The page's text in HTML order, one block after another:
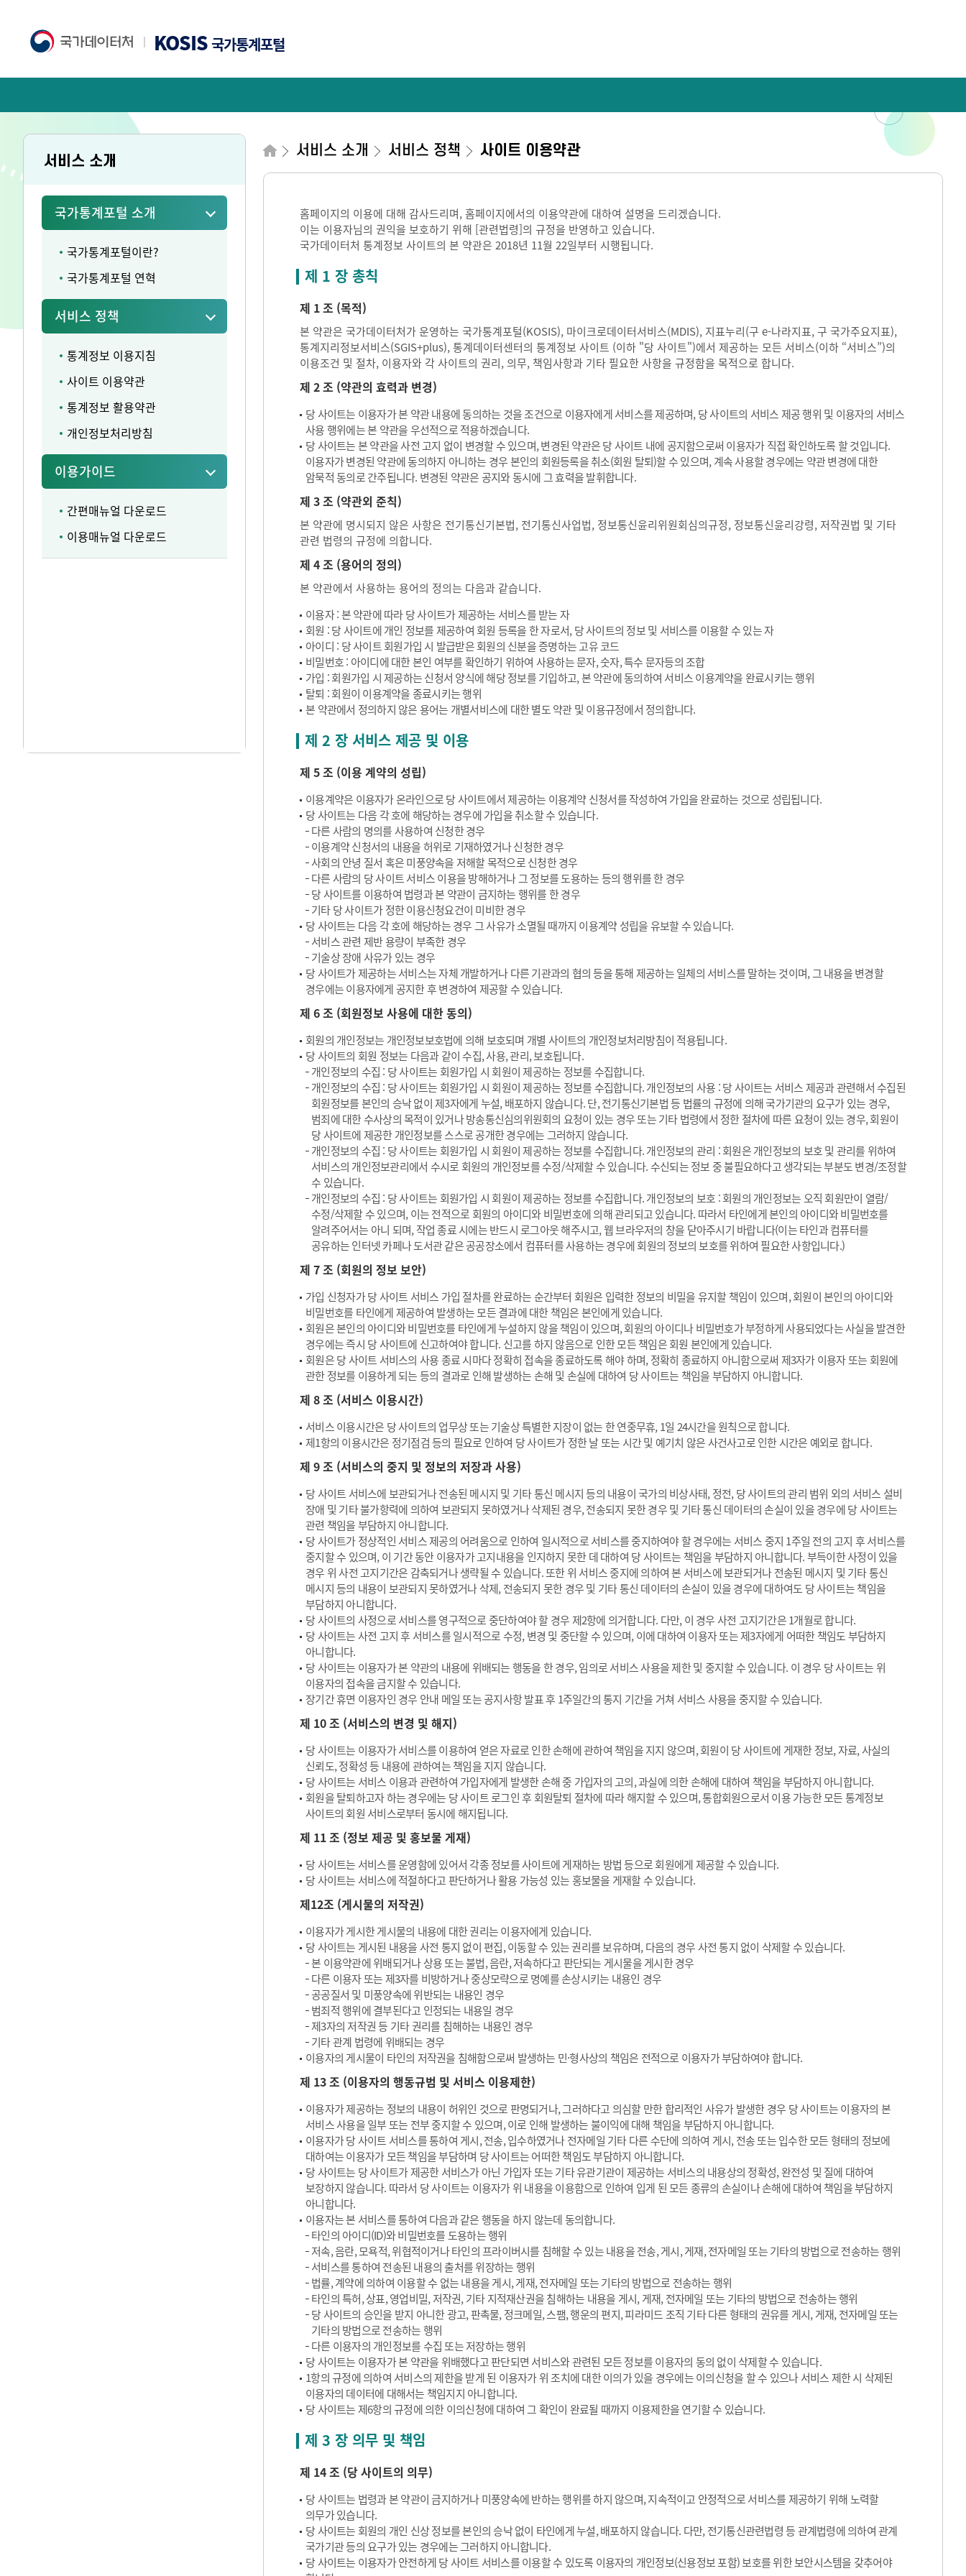
KOSIS국가통계포털
서비스 소개
국가통계포털 소개
국가통계포털이란?
국가통계포털 연혁
서비스 정책
통계정보 이용지침
사이트 이용약관
통계정보 활용약관
개인정보처리방침
이용가이드
간편매뉴얼 다운로드
이용매뉴얼 다운로드
서비스 소개 서비스 정책 사이트 이용약관
홈페이지의 이용에 대해 감사드리며, 홈페이지에서의 이용약관에 대하여 설명을 드리겠습니다.
이는 이용자님의 권익을 보호하기 위해 [관련법령]의 규정을 반영하고 있습니다.
국가데이터처 통계정보 사이트의 본 약관은 2018년 11월 22일부터 시행됩니다.
제 1 장 총칙
제 1 조 (목적)
본 약관은 국가데이터처가 운영하는 국가통계포털(KOSIS), 마이크로데이터서비스(MDIS), 지표누리(구 e-나라지표, 구 국가주요지표),
통계지리정보서비스(SGIS+plus), 통계데이터센터의 통계정보 사이트 (이하 "당 사이트")에서 제공하는 모든 서비스(이하 “서비스”)의
이용조건 및 절차, 이용자와 각 사이트의 권리, 의무, 책임사항과 기타 필요한 사항을 규정함을 목적으로 합니다.
제 2 조 (약관의 효력과 변경)
당 사이트는 이용자가 본 약관 내용에 동의하는 것을 조건으로 이용자에게 서비스를 제공하며, 당 사이트의 서비스 제공 행위 및 이용자의 서비스
사용 행위에는 본 약관을 우선적으로 적용하겠습니다.
당 사이트는 본 약관을 사전 고지 없이 변경할 수 있으며, 변경된 약관은 당 사이트 내에 공지함으로써 이용자가 직접 확인하도록 할 것입니다.
이용자가 변경된 약관에 동의하지 아니하는 경우 본인의 회원등록을 취소(회원 탈퇴)할 수 있으며, 계속 사용할 경우에는 약관 변경에 대한
암묵적 동의로 간주됩니다. 변경된 약관은 공지와 동시에 그 효력을 발휘합니다.
제 3 조 (약관외 준칙)
본 약관에 명시되지 않은 사항은 전기통신기본법, 전기통신사업법, 정보통신윤리위원회심의규정, 정보통신윤리강령, 저작권법 및 기타
관련 법령의 규정에 의합니다.
제 4 조 (용어의 정의)
본 약관에서 사용하는 용어의 정의는 다음과 같습니다.
이용자 : 본 약관에 따라 당 사이트가 제공하는 서비스를 받는 자
회원 : 당 사이트에 개인 정보를 제공하여 회원 등록을 한 자로서, 당 사이트의 정보 및 서비스를 이용할 수 있는 자
아이디 : 당 사이트 회원가입 시 발급받은 회원의 신분을 증명하는 고유 코드
비밀번호 : 아이디에 대한 본인 여부를 확인하기 위하여 사용하는 문자, 숫자, 특수 문자등의 조합
가입 : 회원가입 시 제공하는 신청서 양식에 해당 정보를 기입하고, 본 약관에 동의하여 서비스 이용계약을 완료시키는 행위
탈퇴 : 회원이 이용계약을 종료시키는 행위
본 약관에서 정의하지 않은 용어는 개별서비스에 대한 별도 약관 및 이용규정에서 정의합니다.
제 2 장 서비스 제공 및 이용
제 5 조 (이용 계약의 성립)
이용계약은 이용자가 온라인으로 당 사이트에서 제공하는 이용계약 신청서를 작성하여 가입을 완료하는 것으로 성립됩니다.
당 사이트는 다음 각 호에 해당하는 경우에 가입을 취소할 수 있습니다.
다른 사람의 명의를 사용하여 신청한 경우
이용계약 신청서의 내용을 허위로 기재하였거나 신청한 경우
사회의 안녕 질서 혹은 미풍양속을 저해할 목적으로 신청한 경우
다른 사람의 당 사이트 서비스 이용을 방해하거나 그 정보를 도용하는 등의 행위를 한 경우
당 사이트를 이용하여 법령과 본 약관이 금지하는 행위를 한 경우
기타 당 사이트가 정한 이용신청요건이 미비한 경우
당 사이트는 다음 각 호에 해당하는 경우 그 사유가 소멸될 때까지 이용계약 성립을 유보할 수 있습니다.
서비스 관련 제반 용량이 부족한 경우
기술상 장애 사유가 있는 경우
당 사이트가 제공하는 서비스는 자체 개발하거나 다른 기관과의 협의 등을 통해 제공하는 일체의 서비스를 말하는 것이며, 그 내용을 변경할
경우에는 이용자에게 공지한 후 변경하여 제공할 수 있습니다.
제 6 조 (회원정보 사용에 대한 동의)
회원의 개인정보는 개인정보보호법에 의해 보호되며 개별 사이트의 개인정보처리방침이 적용됩니다.
당 사이트의 회원 정보는 다음과 같이 수집, 사용, 관리, 보호됩니다.
개인정보의 수집 : 당 사이트는 회원가입 시 회원이 제공하는 정보를 수집합니다.
개인정보의 수집 : 당 사이트는 회원가입 시 회원이 제공하는 정보를 수집합니다. 개인정보의 사용 : 당 사이트는 서비스 제공과 관련해서 수집된
회원정보를 본인의 승낙 없이 제3자에게 누설, 배포하지 않습니다. 단, 전기통신기본법 등 법률의 규정에 의해 국가기관의 요구가 있는 경우,
범죄에 대한 수사상의 목적이 있거나 방송통신심의위원회의 요청이 있는 경우 또는 기타 법령에서 정한 절차에 따른 요청이 있는 경우, 회원이
당 사이트에 제공한 개인정보를 스스로 공개한 경우에는 그러하지 않습니다.
개인정보의 수집 : 당 사이트는 회원가입 시 회원이 제공하는 정보를 수집합니다. 개인정보의 관리 : 회원은 개인정보의 보호 및 관리를 위하여
서비스의 개인정보관리에서 수시로 회원의 개인정보를 수정/삭제할 수 있습니다. 수신되는 정보 중 불필요하다고 생각되는 부분도 변경/조정할
수 있습니다.
개인정보의 수집 : 당 사이트는 회원가입 시 회원이 제공하는 정보를 수집합니다. 개인정보의 보호 : 회원의 개인정보는 오직 회원만이 열람/
수정/삭제할 수 있으며, 이는 전적으로 회원의 아이디와 비밀번호에 의해 관리되고 있습니다. 따라서 타인에게 본인의 아이디와 비밀번호를
알려주어서는 아니 되며, 작업 종료 시에는 반드시 로그아웃 해주시고, 웹 브라우저의 창을 닫아주시기 바랍니다(이는 타인과 컴퓨터를
공유하는 인터넷 카페나 도서관 같은 공공장소에서 컴퓨터를 사용하는 경우에 회원의 정보의 보호를 위하여 필요한 사항입니다.)
제 7 조 (회원의 정보 보안)
가입 신청자가 당 사이트 서비스 가입 절차를 완료하는 순간부터 회원은 입력한 정보의 비밀을 유지할 책임이 있으며, 회원이 본인의 아이디와
비밀번호를 타인에게 제공하여 발생하는 모든 결과에 대한 책임은 본인에게 있습니다.
회원은 본인의 아이디와 비밀번호를 타인에게 누설하지 않을 책임이 있으며, 회원의 아이디나 비밀번호가 부정하게 사용되었다는 사실을 발견한
경우에는 즉시 당 사이트에 신고하여야 합니다. 신고를 하지 않음으로 인한 모든 책임은 회원 본인에게 있습니다.
회원은 당 사이트 서비스의 사용 종료 시마다 정확히 접속을 종료하도록 해야 하며, 정확히 종료하지 아니함으로써 제3자가 이용자 또는 회원에
관한 정보를 이용하게 되는 등의 결과로 인해 발생하는 손해 및 손실에 대하여 당 사이트는 책임을 부담하지 아니합니다.
제 8 조 (서비스 이용시간)
서비스 이용시간은 당 사이트의 업무상 또는 기술상 특별한 지장이 없는 한 연중무휴, 1일 24시간을 원칙으로 합니다.
제1항의 이용시간은 정기점검 등의 필요로 인하여 당 사이트가 정한 날 또는 시간 및 예기치 않은 사건사고로 인한 시간은 예외로 합니다.
제 9 조 (서비스의 중지 및 정보의 저장과 사용)
당 사이트 서비스에 보관되거나 전송된 메시지 및 기타 통신 메시지 등의 내용이 국가의 비상사태, 정전, 당 사이트의 관리 범위 외의 서비스 설비
장애 및 기타 불가항력에 의하여 보관되지 못하였거나 삭제된 경우, 전송되지 못한 경우 및 기타 통신 데이터의 손실이 있을 경우에 당 사이트는
관련 책임을 부담하지 아니합니다.
당 사이트가 정상적인 서비스 제공의 어려움으로 인하여 일시적으로 서비스를 중지하여야 할 경우에는 서비스 중지 1주일 전의 고지 후 서비스를
중지할 수 있으며, 이 기간 동안 이용자가 고지내용을 인지하지 못한 데 대하여 당 사이트는 책임을 부담하지 아니합니다. 부득이한 사정이 있을
경우 위 사전 고지기간은 감축되거나 생략될 수 있습니다. 또한 위 서비스 중지에 의하여 본 서비스에 보관되거나 전송된 메시지 및 기타 통신
메시지 등의 내용이 보관되지 못하였거나 삭제, 전송되지 못한 경우 및 기타 통신 데이터의 손실이 있을 경우에 대하여도 당 사이트는 책임을
부담하지 아니합니다.
당 사이트의 사정으로 서비스를 영구적으로 중단하여야 할 경우 제2항에 의거합니다. 다만, 이 경우 사전 고지기간은 1개월로 합니다.
당 사이트는 사전 고지 후 서비스를 일시적으로 수정, 변경 및 중단할 수 있으며, 이에 대하여 이용자 또는 제3자에게 어떠한 책임도 부담하지
아니합니다.
당 사이트는 이용자가 본 약관의 내용에 위배되는 행동을 한 경우, 임의로 서비스 사용을 제한 및 중지할 수 있습니다. 이 경우 당 사이트는 위
이용자의 접속을 금지할 수 있습니다.
장기간 휴면 이용자인 경우 안내 메일 또는 공지사항 발표 후 1주일간의 통지 기간을 거쳐 서비스 사용을 중지할 수 있습니다.
제 10 조 (서비스의 변경 및 해지)
당 사이트는 이용자가 서비스를 이용하여 얻은 자료로 인한 손해에 관하여 책임을 지지 않으며, 회원이 당 사이트에 게재한 정보, 자료, 사실의
신뢰도, 정확성 등 내용에 관하여는 책임을 지지 않습니다.
당 사이트는 서비스 이용과 관련하여 가입자에게 발생한 손해 중 가입자의 고의, 과실에 의한 손해에 대하여 책임을 부담하지 아니합니다.
회원을 탈퇴하고자 하는 경우에는 당 사이트 로그인 후 회원탈퇴 절차에 따라 해지할 수 있으며, 통합회원으로서 이용 가능한 모든 통계정보
사이트의 회원 서비스로부터 동시에 해지됩니다.
제 11 조 (정보 제공 및 홍보물 게재)
당 사이트는 서비스를 운영함에 있어서 각종 정보를 사이트에 게재하는 방법 등으로 회원에게 제공할 수 있습니다.
당 사이트는 서비스에 적절하다고 판단하거나 활용 가능성 있는 홍보물을 게재할 수 있습니다.
제12조 (게시물의 저작권)
이용자가 게시한 게시물의 내용에 대한 권리는 이용자에게 있습니다.
당 사이트는 게시된 내용을 사전 통지 없이 편집, 이동할 수 있는 권리를 보유하며, 다음의 경우 사전 통지 없이 삭제할 수 있습니다.
본 이용약관에 위배되거나 상용 또는 불법, 음란, 저속하다고 판단되는 게시물을 게시한 경우
다른 이용자 또는 제3자를 비방하거나 중상모략으로 명예를 손상시키는 내용인 경우
공공질서 및 미풍양속에 위반되는 내용인 경우
범죄적 행위에 결부된다고 인정되는 내용일 경우
제3자의 저작권 등 기타 권리를 침해하는 내용인 경우
기타 관계 법령에 위배되는 경우
이용자의 게시물이 타인의 저작권을 침해함으로써 발생하는 민·형사상의 책임은 전적으로 이용자가 부담하여야 합니다.
제 13 조 (이용자의 행동규범 및 서비스 이용제한)
이용자가 제공하는 정보의 내용이 허위인 것으로 판명되거나, 그러하다고 의심할 만한 합리적인 사유가 발생한 경우 당 사이트는 이용자의 본
서비스 사용을 일부 또는 전부 중지할 수 있으며, 이로 인해 발생하는 불이익에 대해 책임을 부담하지 아니합니다.
이용자가 당 사이트 서비스를 통하여 게시, 전송, 입수하였거나 전자메일 기타 다른 수단에 의하여 게시, 전송 또는 입수한 모든 형태의 정보에
대하여는 이용자가 모든 책임을 부담하며 당 사이트는 어떠한 책임도 부담하지 아니합니다.
당 사이트는 당 사이트가 제공한 서비스가 아닌 가입자 또는 기타 유관기관이 제공하는 서비스의 내용상의 정확성, 완전성 및 질에 대하여
보장하지 않습니다. 따라서 당 사이트는 이용자가 위 내용을 이용함으로 인하여 입게 된 모든 종류의 손실이나 손해에 대하여 책임을 부담하지
아니합니다.
이용자는 본 서비스를 통하여 다음과 같은 행동을 하지 않는데 동의합니다.
타인의 아이디(ID)와 비밀번호를 도용하는 행위
저속, 음란, 모욕적, 위협적이거나 타인의 프라이버시를 침해할 수 있는 내용을 전송, 게시, 게재, 전자메일 또는 기타의 방법으로 전송하는 행위
서비스를 통하여 전송된 내용의 출처를 위장하는 행위
법률, 계약에 의하여 이용할 수 없는 내용을 게시, 게재, 전자메일 또는 기타의 방법으로 전송하는 행위
타인의 특허, 상표, 영업비밀, 저작권, 기타 지적재산권을 침해하는 내용을 게시, 게재, 전자메일 또는 기타의 방법으로 전송하는 행위
당 사이트의 승인을 받지 아니한 광고, 판촉물, 정크메일, 스팸, 행운의 편지, 피라미드 조직 기타 다른 형태의 권유를 게시, 게재, 전자메일 또는
기타의 방법으로 전송하는 행위
다른 이용자의 개인정보를 수집 또는 저장하는 행위
당 사이트는 이용자가 본 약관을 위배했다고 판단되면 서비스와 관련된 모든 정보를 이용자의 동의 없이 삭제할 수 있습니다.
1항의 규정에 의하여 서비스의 제한을 받게 된 이용자가 위 조치에 대한 이의가 있을 경우에는 이의신청을 할 수 있으나 서비스 제한 시 삭제된
이용자의 데이터에 대해서는 책임지지 아니합니다.
당 사이트는 제6항의 규정에 의한 이의신청에 대하여 그 확인이 완료될 때까지 이용제한을 연기할 수 있습니다.
제 3 장 의무 및 책임
제 14 조 (당 사이트의 의무)
당 사이트는 법령과 본 약관이 금지하거나 미풍양속에 반하는 행위를 하지 않으며, 지속적이고 안정적으로 서비스를 제공하기 위해 노력할
의무가 있습니다.
당 사이트는 회원의 개인 신상 정보를 본인의 승낙 없이 타인에게 누설, 배포하지 않습니다. 다만, 전기통신관련법령 등 관계법령에 의하여 관계
국가기관 등의 요구가 있는 경우에는 그러하지 아니합니다.
당 사이트는 이용자가 안전하게 당 사이트 서비스를 이용할 수 있도록 이용자의 개인정보(신용정보 포함) 보호를 위한 보안시스템을 갖추어야